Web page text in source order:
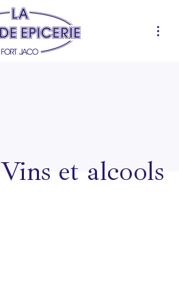
Vins et alcools